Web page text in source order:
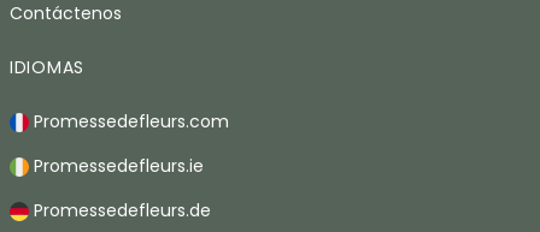
Contáctenos
IDIOMAS
Promessedefleurs.com
Promessedefleurs.ie
Promessedefleurs.de